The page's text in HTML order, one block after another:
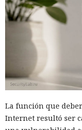
La función que
Internet resultó ser